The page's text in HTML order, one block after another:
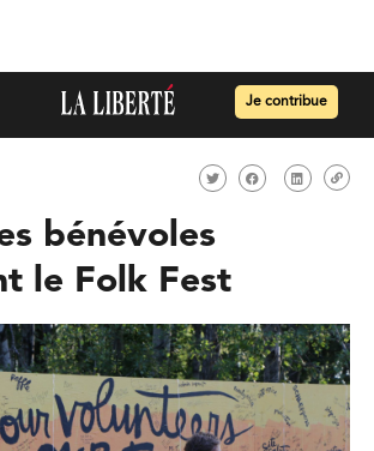
Je contribue
bénévoles
le Folk Fest